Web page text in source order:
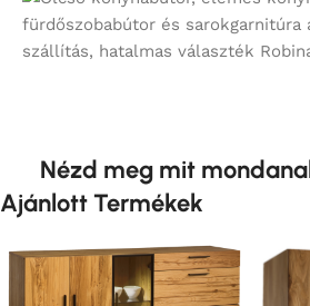
Nézd meg mit
Ajánlott Termékek